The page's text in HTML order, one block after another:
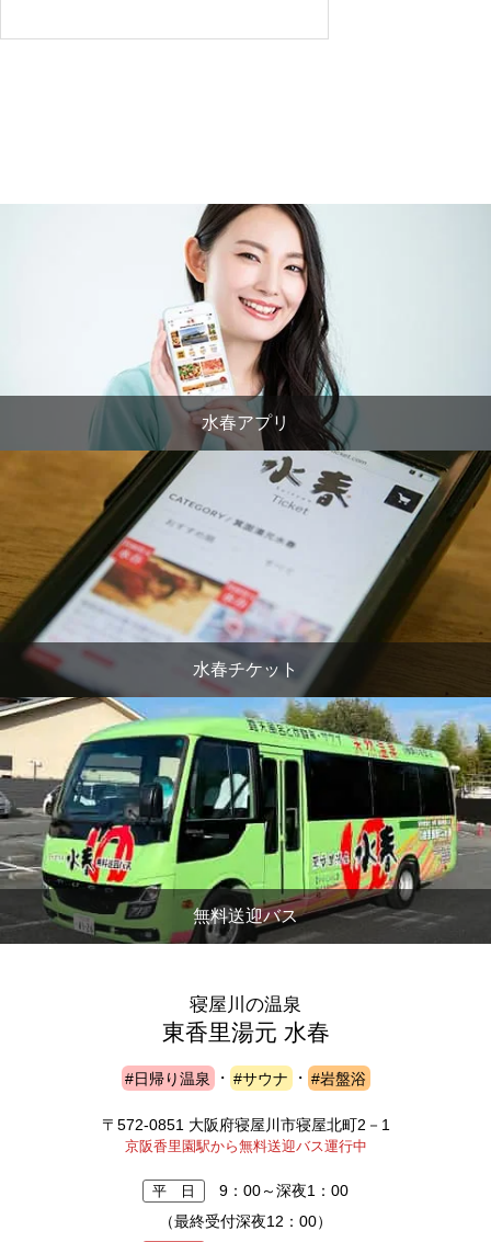
水春アプリ
水春チケット
無料送迎バス
寝屋川の温泉
東香里湯元 水春
#日帰り温泉 ・ #サウナ ・ #岩盤浴
〒572-0851 大阪府寝屋川市寝屋北町2－1
京阪香里園駅から無料送迎バス運行中
平 日
9：00～深夜1：00
（最終受付深夜12：00）